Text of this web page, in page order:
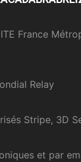
France
Relay
Stripe, 3D
et par